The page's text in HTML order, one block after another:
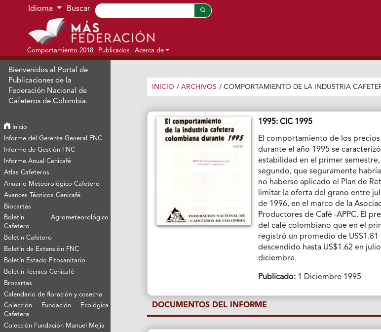
Ir al menú de navegación principal
Ir al contenido principal
Ir al pie de página del sitio
Idioma Buscar
Comportamiento 2018 Publicados Acerca de
Bienvenidos al Portal de
Publicaciones de la
Federación Nacional de
Cafeteros de Colombia.
Inicio
Informe del Gerente General FNC
Informe de Gestión FNC
Informe Anual Cenicafé
Atlas Cafeteros
Anuario Meteorológico Cafetero
Avances Técnicos Cenicafé
Biocartas
Boletín Agrometeorológico
Cafetero
Boletín Cafetero
Boletín de Extensión FNC
Boletín Estado Fitosanitario
Boletín Técnico Cenicafé
Brocartas
Calendario de floración y cosecha
Colección Fundación Ecológica
Cafetera
Colección Fundación Manuel Mejía
INICIO / ARCHIVOS / COMPORTAMIENTO DE LA INDUSTRIA
1995: CIC 1995
El comportamiento de los
durante el año 1995 se
estabilidad en el primer semestre,
segundo, que seguramente
no haberse aplicado el Plan de
limitar Ia oferta del grano entre
de 1996, en el marco de Ia
Productores de Café -APPC. El
del café colombiano que en el
registró un promedio de US$1.81
descendido hasta US$1.62 en
diciembre.
Publicado: 1 Diciembre 1995
DOCUMENTOS DEL INFORME